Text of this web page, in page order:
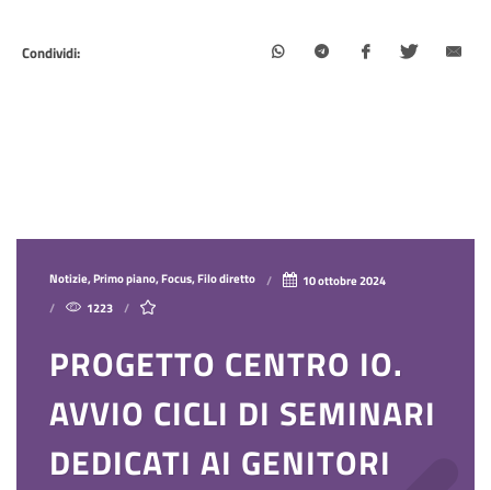
Condividi:
Notizie, Primo piano, Focus, Filo diretto
10 ottobre 2024
1223
PROGETTO CENTRO IO.
AVVIO CICLI DI SEMINARI
DEDICATI AI GENITORI